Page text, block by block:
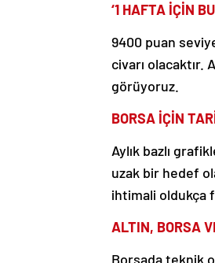
‘1 HAFTA İÇİN
9400 puan
civarı
görüyoruz.
BORSA İÇİN
Aylık bazlı
uzak bir hedef
ihtimali oldukça
ALTIN, BORSA
Borsada teknik